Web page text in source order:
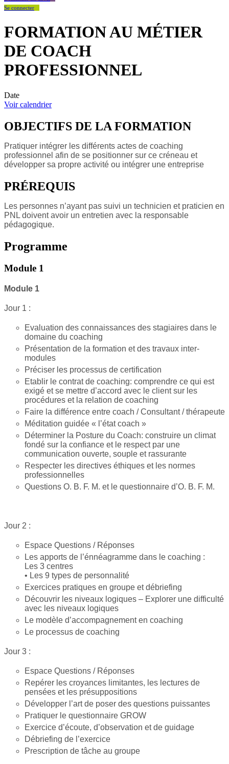
Se connecter
FORMATION AU MÉTIER
DE COACH
PROFESSIONNEL
Date
Voir calendrier
OBJECTIFS DE LA FORMATION
Pratiquer intégrer les différents actes de coaching
professionnel afin de se positionner sur ce créneau et
développer sa propre activité ou intégrer une entreprise
PRÉREQUIS
Les personnes n’ayant pas suivi un technicien et praticien en
PNL doivent avoir un entretien avec la responsable
pédagogique.
Programme
Module 1
Module 1
Jour 1 :
Evaluation des connaissances des stagiaires dans le
domaine du coaching
Présentation de la formation et des travaux inter-
modules
Préciser les processus de certification
Etablir le contrat de coaching: comprendre ce qui est
exigé et se mettre d’accord avec le client sur les
procédures et la relation de coaching
Faire la différence entre coach / Consultant / thérapeute
Méditation guidée « l’état coach »
Déterminer la Posture du Coach: construire un climat
fondé sur la confiance et le respect par une
communication ouverte, souple et rassurante
Respecter les directives éthiques et les normes
professionnelles
Questions O. B. F. M. et le questionnaire d’O. B. F. M.
Jour 2 :
Espace Questions / Réponses
Les apports de l’énnéagramme dans le coaching :
Les 3 centres
• Les 9 types de personnalité
Exercices pratiques en groupe et débriefing
Découvrir les niveaux logiques – Explorer une difficulté
avec les niveaux logiques
Le modèle d’accompagnement en coaching
Le processus de coaching
Jour 3 :
Espace Questions / Réponses
Repérer les croyances limitantes, les lectures de
pensées et les présuppositions
Développer l’art de poser des questions puissantes
Pratiquer le questionnaire GROW
Exercice d’écoute, d’observation et de guidage
Débriefing de l’exercice
Prescription de tâche au groupe